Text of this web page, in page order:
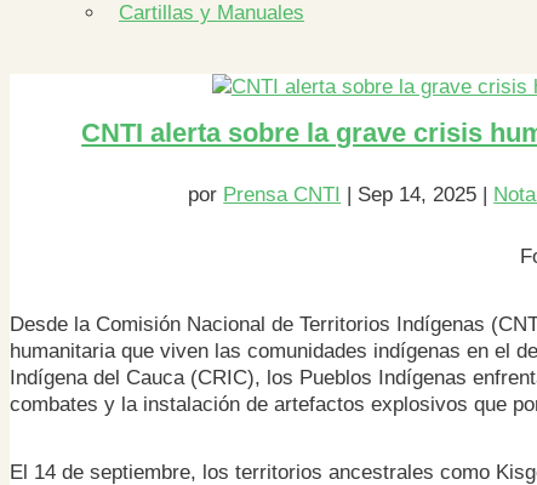
Cartillas y Manuales
CNTI alerta sobre la grave crisis
por Prensa CNTI | Sep 14, 2025 |
Desde la Comisión Nacional de Territorios Indígenas
humanitaria que viven las comunidades indígenas en el
Indígena del Cauca (CRIC), los Pueblos Indígenas
combates y la instalación de artefactos explosivos que
El 14 de septiembre, los territorios ancestrales como